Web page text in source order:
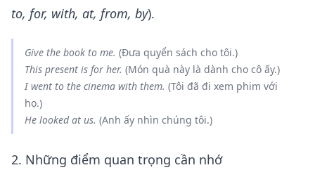
to, for, with, at, from, by).
Give the book to me. (Đưa quyển sách cho tôi.)
This present is for her. (Món quà này là dành cho cô ấy.)
I went to the cinema with them. (Tôi đã đi xem phim với
họ.)
He looked at us. (Anh ấy nhìn chúng tôi.)
2. Những điểm quan trọng cần nhớ